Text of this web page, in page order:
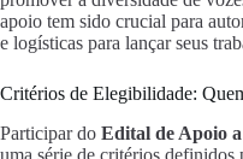
apoio tem sido crucial para
e logísticas para lançar seus
Critérios de Elegibilidade:
Participar do Edital de Apoio
uma série de critérios definidos